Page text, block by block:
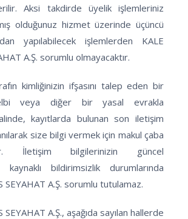
Aksi takdirde üyelik işlemleriniz
olduğunuz hizmet üzerinde üçüncü
yapılabilecek işlemlerden KALE
A.Ş. sorumlu olmayacaktır.
kimliğinizin ifşasını talep eden bir
veya diğer bir yasal evrakla
kayıtlarda bulunan son iletişim
size bilgi vermek için makul çaba
İletişim bilgilerinizin güncel
kaynaklı bildirimsizlik durumlarında
SEYAHAT A.Ş. sorumlu tutulamaz.
SEYAHAT A.Ş., aşağıda sayılan hallerde